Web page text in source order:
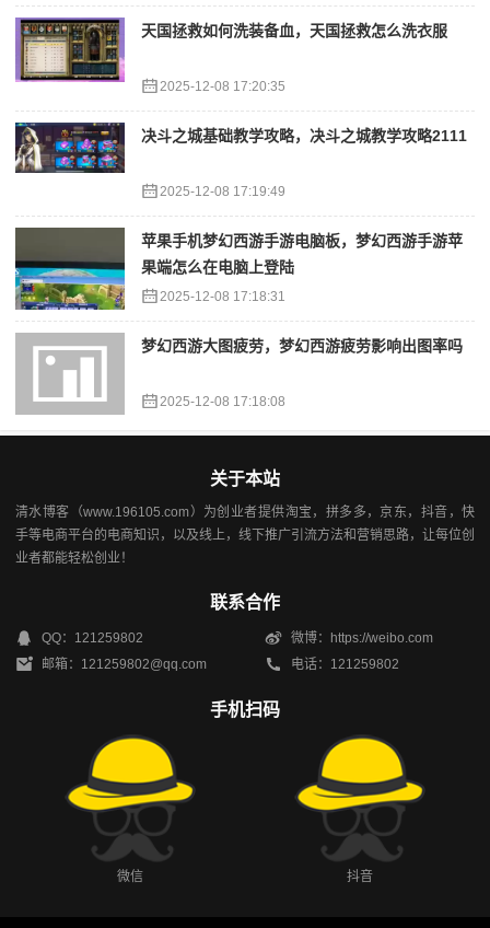
天国拯救如何洗装备血，天国拯救怎么洗衣服
2025-12-08 17:20:35
决斗之城基础教学攻略，决斗之城教学攻略2111
2025-12-08 17:19:49
苹果手机梦幻西游手游电脑板，梦幻西游手游苹
果端怎么在电脑上登陆
2025-12-08 17:18:31
梦幻西游大图疲劳，梦幻西游疲劳影响出图率吗
2025-12-08 17:18:08
关于本站
清水博客（www.196105.com）为创业者提供淘宝，拼多多，京东，抖音，快
手等电商平台的电商知识，以及线上，线下推广引流方法和营销思路，让每位创
业者都能轻松创业！
联系合作
QQ：121259802
微博：https://weibo.com
邮箱：121259802@qq.com
电话：121259802
手机扫码
微信 抖音